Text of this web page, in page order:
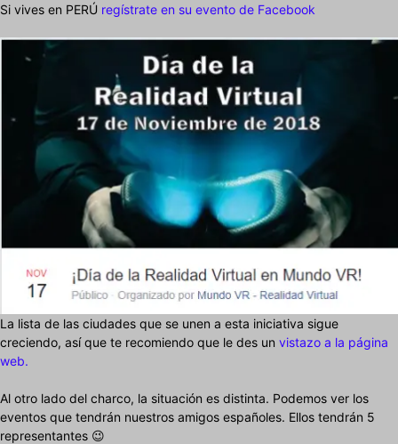
Si vives en PERÚ regístrate en su evento de Facebook
La lista de las ciudades que se unen a esta iniciativa sigue
creciendo, así que te recomiendo que le des un vistazo a la página
web.
Al otro lado del charco, la situación es distinta. Podemos ver los
eventos que tendrán nuestros amigos españoles. Ellos tendrán 5
representantes 😉